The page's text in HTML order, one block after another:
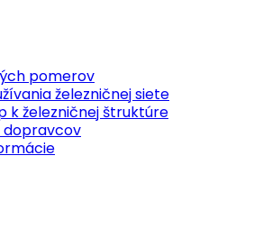
pomerov
železničnej siete
k železničnej štruktúre